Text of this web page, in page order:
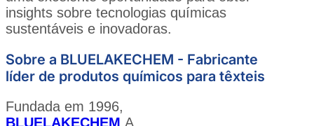
insights sobre tecnologias químicas
sustentáveis e inovadoras.
Sobre a BLUELAKECHEM - Fabricante
líder de produtos químicos para têxteis
Fundada em 1996,
BLUELAKECHEM A